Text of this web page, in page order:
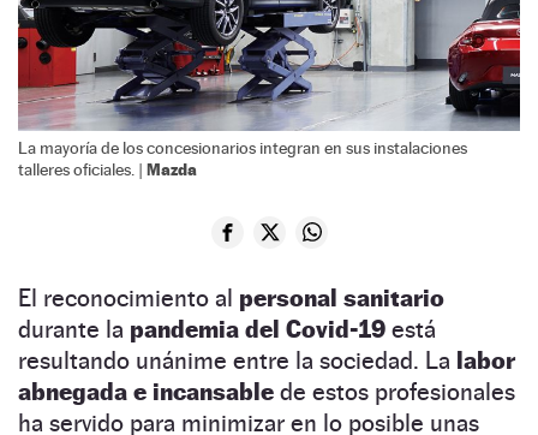
La mayoría de los concesionarios integran en sus instalaciones
talleres oficiales. | Mazda
El reconocimiento al personal sanitario
durante la pandemia del Covid-19 está
resultando unánime entre la sociedad. La labor
abnegada e incansable de estos profesionales
ha servido para minimizar en lo posible unas